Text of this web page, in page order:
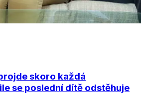
skoro každá
se poslední dítě odstěhuje